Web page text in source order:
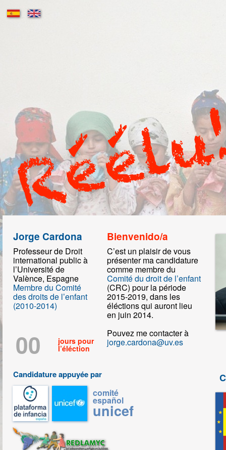
Jorge Cardona
Professeur de Droit
international public à
l’Université de
Valènce, Espagne
Membre du Comité
des droits de l’enfant
(2010-2014)
Bienvenido/a
C’est un plaisir de vous
présenter ma candidature
comme membre du
Comité du droit de l’enfant
(CRC) pour la période
2015-2019, dans les
éléctions qui auront lieu
en juin 2014.
Pouvez me contacter à
jorge.cardona@uv.es
00 jours pour
l’éléction
Candidature appuyée par
comité
español
unicef